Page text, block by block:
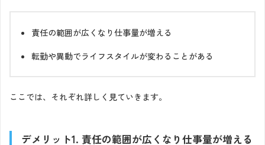
責任の範囲が広くなり仕事量が増える
転勤や異動でライフスタイルが変わることがある
ここでは、それぞれ詳しく見ていきます。
デメリット1. 責任の範囲が広くなり仕事量が増える